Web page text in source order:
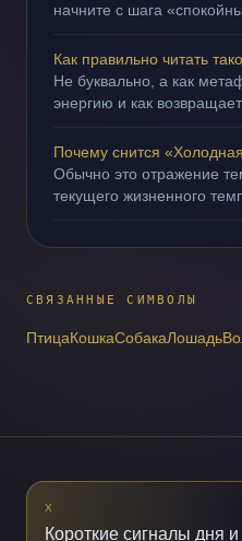
начните с шага
Как правильно читать
Не буквально, а как
энергию и как
Почему снится
Обычно это отражение
текущего жизненного
СВЯЗАННЫЕ СИМВОЛЫ
ПтицаКошкаСобакаЛошадь
X
Короткие сигналы дня